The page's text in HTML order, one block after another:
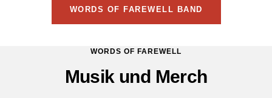
WORDS OF FAREWELL BAND
WORDS OF FAREWELL
Musik und Merch